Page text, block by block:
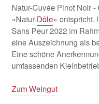
Natur-Cuvée Pinot Noir
«Natur-Dôle» entspricht.
Sans Peur 2022 im
eine Auszeichnung als
Eine schöne
umfassenden
Zum Weingut